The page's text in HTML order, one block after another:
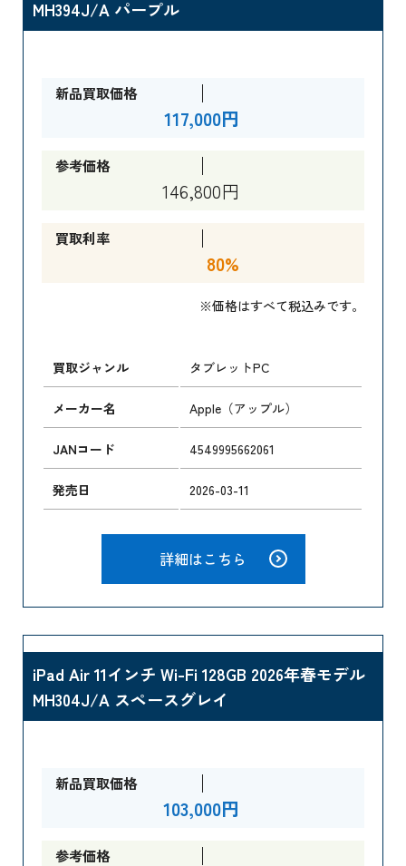
MH394J/A パープル
新品買取価格
117,000円
参考価格
146,800円
買取利率
80%
※価格はすべて税込みです。
買取ジャンル タブレットPC
メーカー名 Apple（アップル）
JANコード 4549995662061
発売日 2026-03-11
詳細はこちら
iPad Air 11インチ Wi-Fi 128GB 2026年春モデル
MH304J/A スペースグレイ
新品買取価格
103,000円
参考価格